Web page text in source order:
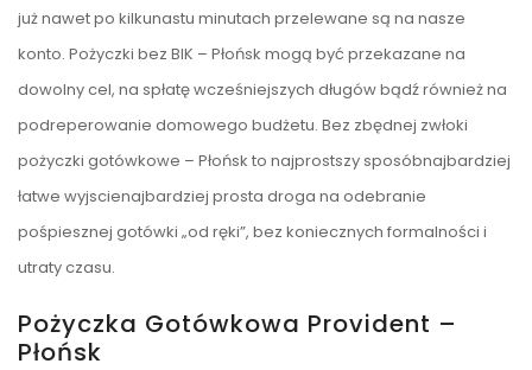
już nawet po kilkunastu minutach przelewane są na nasze
konto. Pożyczki bez BIK – Płońsk mogą być przekazane na
dowolny cel, na spłatę wcześniejszych długów bądź również na
podreperowanie domowego budżetu. Bez zbędnej zwłoki
pożyczki gotówkowe – Płońsk to najprostszy sposóbnajbardziej
łatwe wyjscienajbardziej prosta droga na odebranie
pośpiesznej gotówki „od ręki”, bez koniecznych formalności i
utraty czasu.
Pożyczka Gotówkowa Provident –
Płońsk